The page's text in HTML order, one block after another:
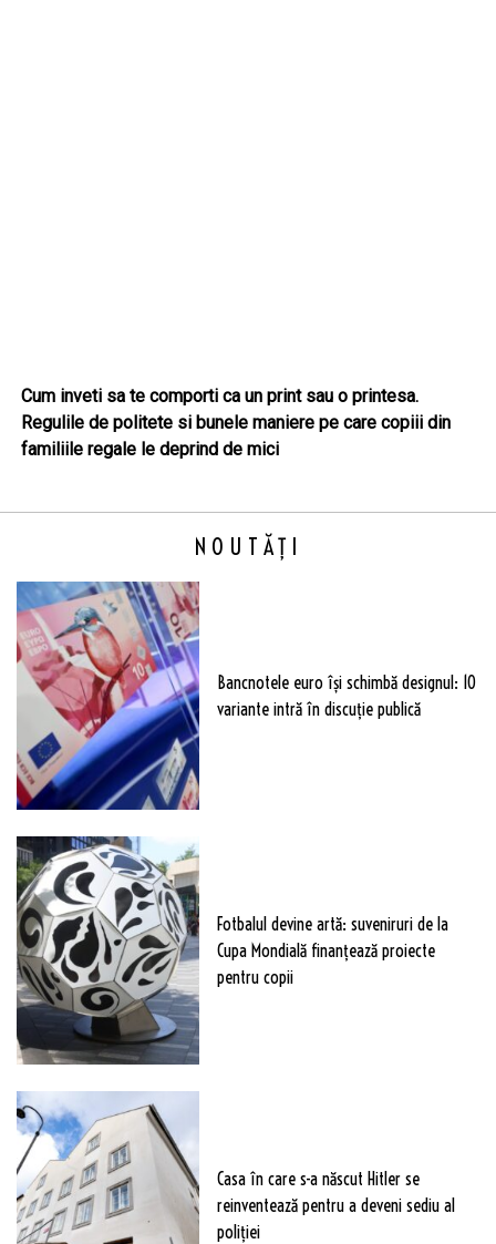
Cum inveti sa te comporti ca un print sau o printesa.
Regulile de politete si bunele maniere pe care copiii din
familiile regale le deprind de mici
NOUTĂȚI
Bancnotele euro își schimbă designul: 10
variante intră în discuție publică
Fotbalul devine artă: suveniruri de la
Cupa Mondială finanțează proiecte
pentru copii
Casa în care s-a născut Hitler se
reinventează pentru a deveni sediu al
poliției